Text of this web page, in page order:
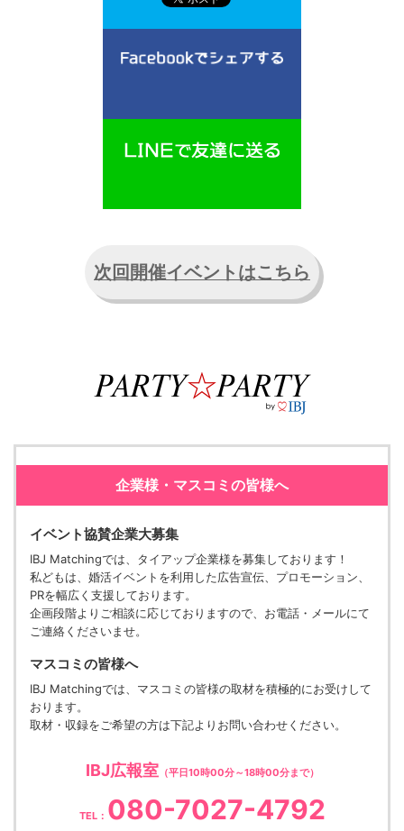
次回開催イベントはこちら
企業様・マスコミの皆様へ
イベント協賛企業大募集
IBJ Matchingでは、タイアップ企業様を募集しております！
私どもは、婚活イベントを利用した広告宣伝、プロモーション、
PRを幅広く支援しております。
企画段階よりご相談に応じておりますので、お電話・メールにて
ご連絡くださいませ。
マスコミの皆様へ
IBJ Matchingでは、マスコミの皆様の取材を積極的にお受けして
おります。
取材・収録をご希望の方は下記よりお問い合わせください。
IBJ広報室（平日10時00分～18時00分まで）
TEL： 080-7027-4792